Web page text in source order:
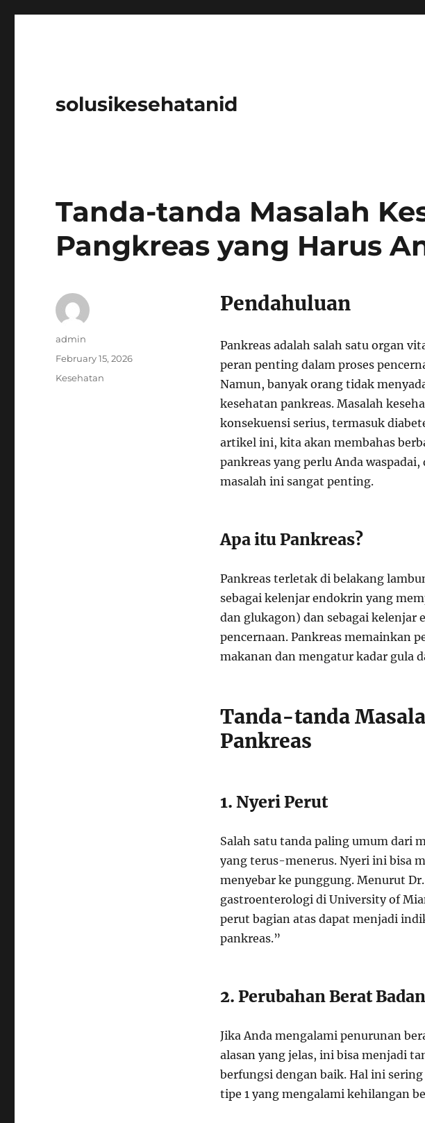
solusikesehatanid
Tanda-tanda Masalah
Pangkreas yang Harus
Pendahuluan
Pankreas adalah salah satu organ
peran penting dalam proses
Namun, banyak orang tidak
kesehatan pankreas. Masalah
konsekuensi serius, termasuk
artikel ini, kita akan membahas
pankreas yang perlu Anda
masalah ini sangat penting.
Apa itu Pankreas?
Pankreas terletak di belakang
sebagai kelenjar endokrin yang
dan glukagon) dan sebagai
pencernaan. Pankreas memainkan
makanan dan mengatur kadar gula
Tanda-tanda
Pankreas
1. Nyeri Perut
Salah satu tanda paling umum dari
yang terus-menerus. Nyeri ini bisa
menyebar ke punggung. Menurut
gastroenterologi di University of
perut bagian atas dapat menjadi
pankreas.”
2. Perubahan Berat
Jika Anda mengalami penurunan
alasan yang jelas, ini bisa menjadi
berfungsi dengan baik. Hal ini
tipe 1 yang mengalami kehilangan
Author
admin
Posted
February 15, 2026
Categories
Kesehatan